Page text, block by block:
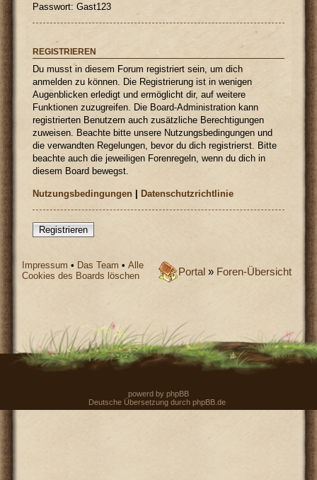
Passwort: Gast123
REGISTRIEREN
Du musst in diesem Forum registriert sein, um dich
anmelden zu können. Die Registrierung ist in wenigen
Augenblicken erledigt und ermöglicht dir, auf weitere
Funktionen zuzugreifen. Die Board-Administration kann
registrierten Benutzern auch zusätzliche Berechtigungen
zuweisen. Beachte bitte unsere Nutzungsbedingungen und
die verwandten Regelungen, bevor du dich registrierst. Bitte
beachte auch die jeweiligen Forenregeln, wenn du dich in
diesem Board bewegst.
Nutzungsbedingungen |Datenschutzrichtlinie
Registrieren
Portal » Foren-Übersicht
Impressum • Das Team •Alle
Cookies des Boards löschen
powerd by phpBB
Deutsche Übersetzung durch phpBB.de